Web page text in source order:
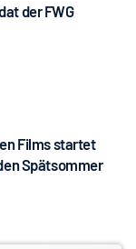
der FWG
Films startet
Spätsommer